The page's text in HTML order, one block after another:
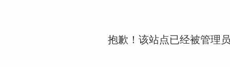
抱歉！该站点已经被管理